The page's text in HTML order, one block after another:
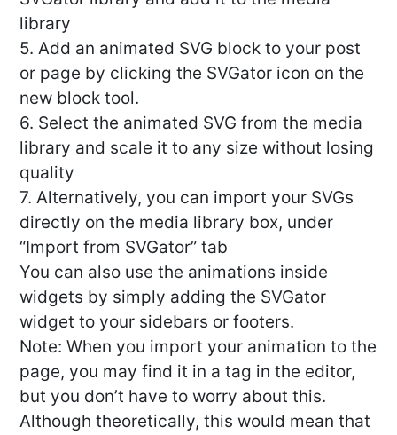
library
5. Add an animated SVG block to your post
or page by clicking the SVGator icon on the
new block tool.
6. Select the animated SVG from the media
library and scale it to any size without losing
quality
7. Alternatively, you can import your SVGs
directly on the media library box, under
“Import from SVGator” tab
You can also use the animations inside
widgets by simply adding the SVGator
widget to your sidebars or footers.
Note: When you import your animation to the
page, you may find it in a tag in the editor,
but you don’t have to worry about this.
Although theoretically, this would mean that